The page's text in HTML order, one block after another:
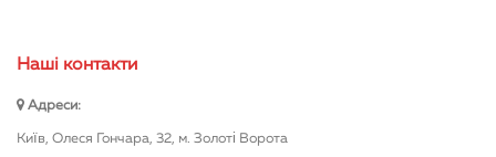
Нашi контакти
Адреси:
Київ, Олеся Гончара, 32, м. Золоті Ворота